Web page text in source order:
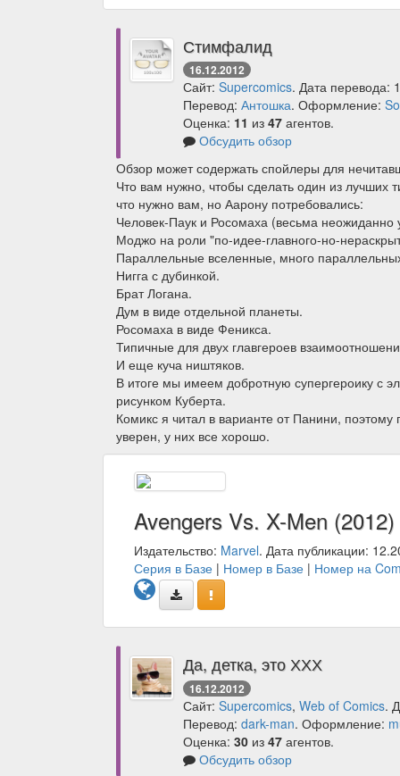
Стимфалид
16.12.2012
Сайт: Supercomics. Дата перевода:
Перевод: Антошка. Оформление:
Оценка: 11 из 47 агентов.
Обсудить обзор
Обзор может содержать спойлеры для
Что вам нужно, чтобы сделать один из
что нужно вам, но Аарону потребовались:
Человек-Паук и Росомаха (весьма неожиданно
Моджо на роли "по-идее-главного-но-
Параллельные вселенные, много
Нигга с дубинкой.
Брат Логана.
Дум в виде отдельной планеты.
Росомаха в виде Феникса.
Типичные для двух главгероев
И еще куча ништяков.
В итоге мы имеем добротную супергероику с
рисунком Куберта.
Комикс я читал в варианте от Панини,
уверен, у них все хорошо.
Avengers Vs. X-Men
Издательство: Marvel. Дата публикации:
Серия в Базе | Номер в Базе | Номер на
Да, детка, это ХХХ
16.12.2012
Сайт: Supercomics, Web of Comics.
Перевод: dark-man. Оформление:
Оценка: 30 из 47 агентов.
Обсудить обзор